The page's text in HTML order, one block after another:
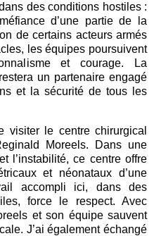
des conditions hostiles :
d’une partie de la
de certains acteurs armés
les équipes poursuivent
et courage. La
un partenaire engagé
et la sécurité de tous les
visiter le centre chirurgical
Moreels. Dans une
l’instabilité, ce centre offre
et néonataux d’une
accompli ici, dans des
force le respect. Avec
et son équipe sauvent
J’ai également échangé